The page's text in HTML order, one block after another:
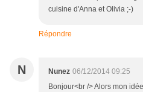
cuisine d'Anna et Olivia ;-)
Répondre
N Nunez 06/12/2014 09:25
Bonjour<br /> Alors mon